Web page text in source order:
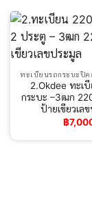
ทะเบียนรถกระบะปิค
2.Okdee ทะเ
กระบะ –3ฒก
ป้ายเขียวเล
฿